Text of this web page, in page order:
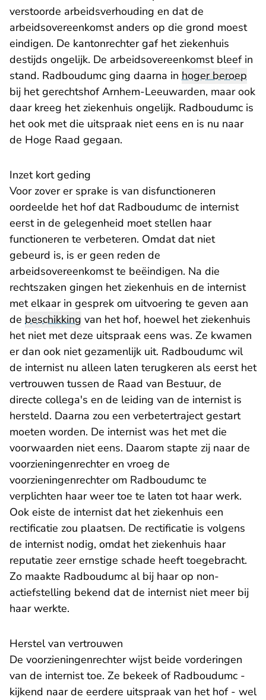
verstoorde arbeidsverhouding en dat de
arbeidsovereenkomst anders op die grond moest
eindigen. De kantonrechter gaf het ziekenhuis
destijds ongelijk. De arbeidsovereenkomst bleef in
stand. Radboudumc ging daarna in hoger beroep
bij het gerechtshof Arnhem-Leeuwarden, maar ook
daar kreeg het ziekenhuis ongelijk. Radboudumc is
het ook met die uitspraak niet eens en is nu naar
de Hoge Raad gegaan.
Inzet kort geding
Voor zover er sprake is van disfunctioneren
oordeelde het hof dat Radboudumc de internist
eerst in de gelegenheid moet stellen haar
functioneren te verbeteren. Omdat dat niet
gebeurd is, is er geen reden de
arbeidsovereenkomst te beëindigen. Na die
rechtszaken gingen het ziekenhuis en de internist
met elkaar in gesprek om uitvoering te geven aan
de beschikking van het hof, hoewel het ziekenhuis
het niet met deze uitspraak eens was. Ze kwamen
er dan ook niet gezamenlijk uit. Radboudumc wil
de internist nu alleen laten terugkeren als eerst het
vertrouwen tussen de Raad van Bestuur, de
directe collega's en de leiding van de internist is
hersteld. Daarna zou een verbetertraject gestart
moeten worden. De internist was het met die
voorwaarden niet eens. Daarom stapte zij naar de
voorzieningenrechter en vroeg de
voorzieningenrechter om Radboudumc te
verplichten haar weer toe te laten tot haar werk.
Ook eiste de internist dat het ziekenhuis een
rectificatie zou plaatsen. De rectificatie is volgens
de internist nodig, omdat het ziekenhuis haar
reputatie zeer ernstige schade heeft toegebracht.
Zo maakte Radboudumc al bij haar op non-
actiefstelling bekend dat de internist niet meer bij
haar werkte.
Herstel van vertrouwen
De voorzieningenrechter wijst beide vorderingen
van de internist toe. Ze bekeek of Radboudumc -
kijkend naar de eerdere uitspraak van het hof - wel